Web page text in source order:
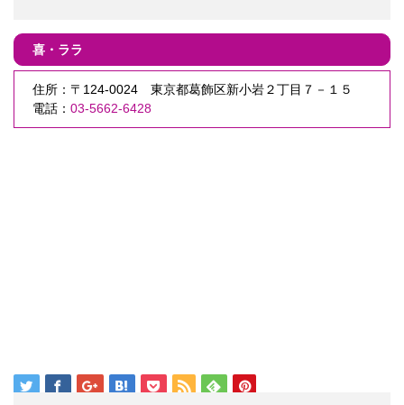
喜・ララ
住所：〒124-0024 東京都葛飾区新小岩２丁目７－１５
電話： 03-5662-6428